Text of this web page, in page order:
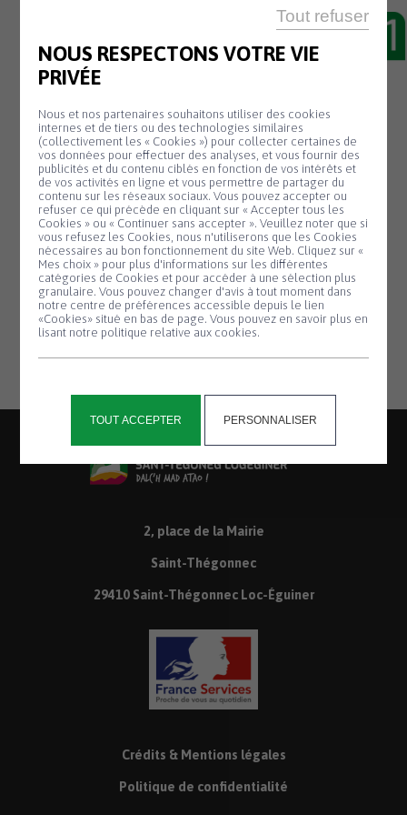
Panneau de gestion des cookies
NOUS RESPECTONS VOTRE VIE
PRIVÉE
Nous et nos partenaires souhaitons utiliser des cookies
internes et de tiers ou des technologies similaires
(collectivement les « Cookies ») pour collecter certaines de
vos données pour effectuer des analyses, et vous fournir des
publicités et du contenu ciblés en fonction de vos intérêts et
de vos activités en ligne et vous permettre de partager du
contenu sur les réseaux sociaux. Vous pouvez accepter ou
refuser ce qui précède en cliquant sur « Accepter tous les
Cookies » ou « Continuer sans accepter ». Veuillez noter que si
vous refusez les Cookies, nous n'utiliserons que les Cookies
nécessaires au bon fonctionnement du site Web. Cliquez sur «
Mes choix » pour plus d'informations sur les différentes
catégories de Cookies et pour accéder à une sélection plus
granulaire. Vous pouvez changer d'avis à tout moment dans
notre centre de préférences accessible depuis le lien
«Cookies» situé en bas de page. Vous pouvez en savoir plus en
lisant notre politique relative aux cookies.
TOUT ACCEPTER
Tout refuser
PERSONNALISER
21 JuilCOUPURE
D’ÉLECTRICITÉ
Mardi 23 juillet de 8h à 11h: au lieu-dit
Kanndi Bizouarn.
De 9h à 11h: rue Georges Lacombe, place
René-Yves Creston, rue de Paris, place
Pierre Péron, place Jeanne Malivel, avenue
de Bel Air, Park an Iliz, hameau Victor
Segalen, rue Mathurin Meheut, rue Henri
Rivière, Penfô, Hent ar Woaremm et
lotissement de Goaremm ar Prad
2, place de la Mairie
Saint-Thégonnec
29410 Saint-Thégonnec Loc-Éguiner
Crédits & Mentions légales
Politique de confidentialité